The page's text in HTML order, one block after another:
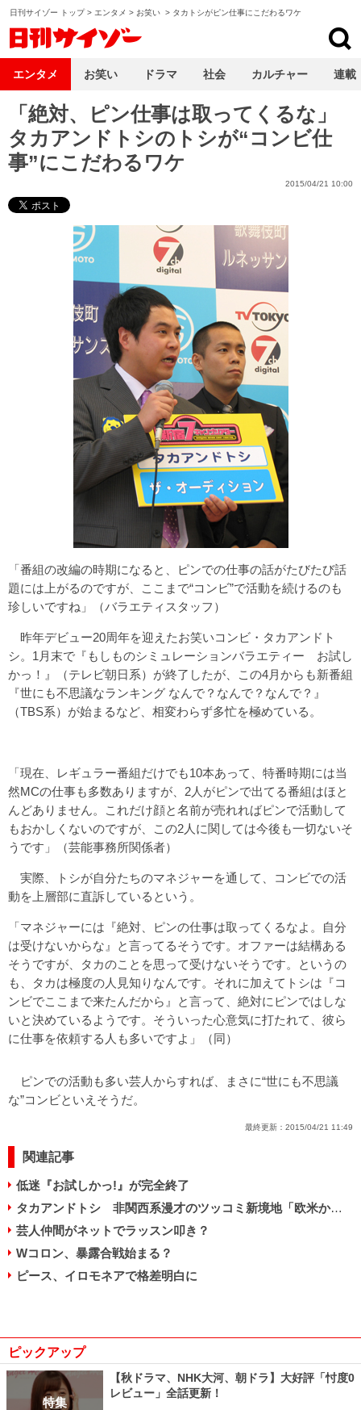
日刊サイゾー トップ> エンタメ > お笑い > タカトシがピン仕事にこだわるワケ
「絶対、ピン仕事は取ってくるな」
タカアンドトシのトシが“コンビ仕
事”にこだわるワケ
2015/04/21 10:00
「番組の改編の時期になると、ピンでの仕事の話がたびたび話
題には上がるのですが、ここまで“コンビ”で活動を続けるのも
珍しいですね」（バラエティスタッフ）
昨年デビュー20周年を迎えたお笑いコンビ・タカアンドト
シ。1月末で『もしものシミュレーションバラエティー お試し
かっ！』（テレビ朝日系）が終了したが、この4月からも新番組
『世にも不思議なランキング なんで？なんで？なんで？』
（TBS系）が始まるなど、相変わらず多忙を極めている。
「現在、レギュラー番組だけでも10本あって、特番時期には当
然MCの仕事も多数ありますが、2人がピンで出てる番組はほと
んどありません。これだけ顔と名前が売れればピンで活動して
もおかしくないのですが、この2人に関しては今後も一切ないそ
うです」（芸能事務所関係者）
実際、トシが自分たちのマネジャーを通して、コンビでの活
動を上層部に直訴しているという。
「マネジャーには『絶対、ピンの仕事は取ってくるなよ。自分
は受けないからな』と言ってるそうです。オファーは結構ある
そうですが、タカのことを思って受けないそうです。というの
も、タカは極度の人見知りなんです。それに加えてトシは『コ
ンビでここまで来たんだから』と言って、絶対にピンではしな
いと決めているようです。そういった心意気に打たれて、彼ら
に仕事を依頼する人も多いですよ」（同）
ピンでの活動も多い芸人からすれば、まさに“世にも不思議
な”コンビといえそうだ。
最終更新： 2015/04/21 11:49
関連記事
低迷『お試しかっ!』が完全終了
タカアンドトシ 非関西系漫才のツッコミ新境地「欧米か！」が生まれた理由
芸人仲間がネットでラッスン叩き？
Wコロン、暴露合戦始まる？
ピース、イロモネアで格差明白に
ピックアップ
特集
【秋ドラマ、NHK大河、朝ドラ】大好評「忖度0
レビュー」全話更新！
エンタメ お笑い ドラマ 社会 カルチャー 連載